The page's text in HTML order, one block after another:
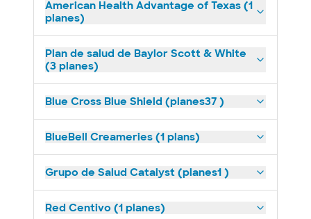
American Health Advantage of Texas (1
planes)
Plan de salud de Baylor Scott & White
(3 planes)
Blue Cross Blue Shield (planes37 )
BlueBell Creameries (1 plans)
Grupo de Salud Catalyst (planes1 )
Red Centivo (1 planes)